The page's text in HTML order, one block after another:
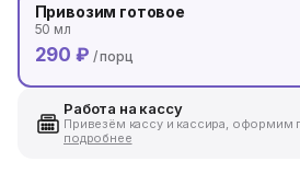
Привозим готовое
50 мл
290 ₽ / порц
Работа на кассу
Привезём кассу и кассира,
подробнее